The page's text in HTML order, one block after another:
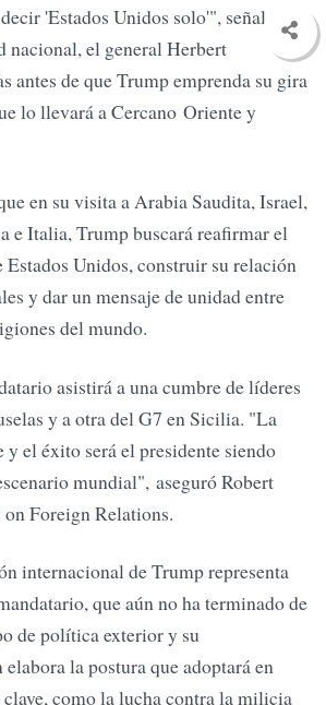
'Estados Unidos solo'", señaló el
nacional, el general Herbert
antes de que Trump emprenda su gira
lo llevará a Cercano Oriente y
en su visita a Arabia Saudita, Israel,
e Italia, Trump buscará reafirmar el
Unidos, construir su relación
y dar un mensaje de unidad entre
del mundo.
asistirá a una cumbre de líderes
y a otra del G7 en Sicilia. "La
y el éxito será el presidente siendo
mundial", aseguró Robert
Foreign Relations.
internacional de Trump representa
que aún no ha terminado de
de política exterior y su
la postura que adoptará en
como la lucha contra la milicia